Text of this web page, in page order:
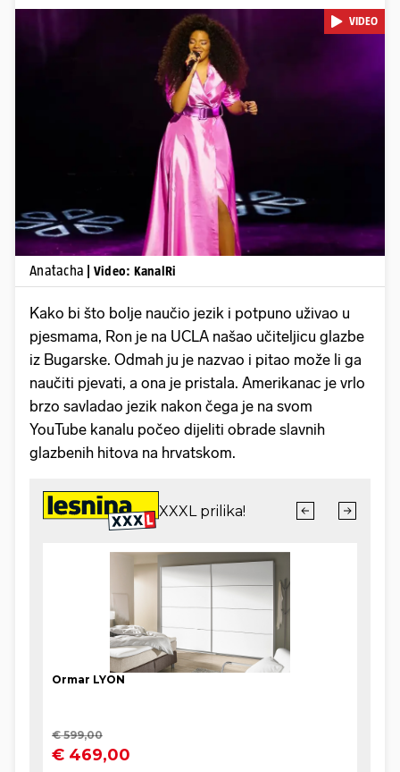
Pokretanje videa...
VIDEO
Anatacha | Video: KanalRi
Kako bi što bolje naučio jezik i potpuno uživao u
pjesmama, Ron je na UCLA našao učiteljicu glazbe
iz Bugarske. Odmah ju je nazvao i pitao može li ga
naučiti pjevati, a ona je pristala. Amerikanac je vrlo
brzo savladao jezik nakon čega je na svom
YouTube kanalu počeo dijeliti obrade slavnih
glazbenih hitova na hrvatskom.